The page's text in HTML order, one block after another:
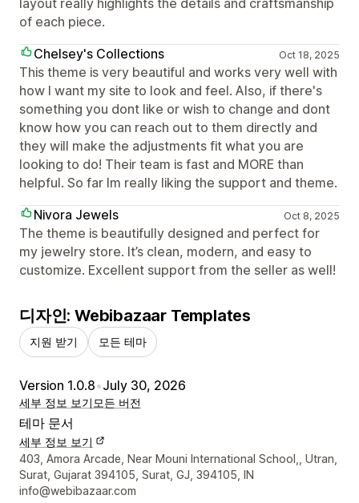
layout really highlights the details and craftsmanship
of each piece.
Chelsey's Collections
Oct 18, 2025
This theme is very beautiful and works very well with
how I want my site to look and feel. Also, if there's
something you dont like or wish to change and dont
know how you can reach out to them directly and
they will make the adjustments fit what you are
looking to do! Their team is fast and MORE than
helpful. So far Im really liking the support and theme.
Nivora Jewels
Oct 8, 2025
The theme is beautifully designed and perfect for
my jewelry store. It’s clean, modern, and easy to
customize. Excellent support from the seller as well!
디자인: Webibazaar Templates
지원 받기 모든 테마
Version 1.0.8•July 30, 2026
세부 정보 보기모든 버전
테마 문서
세부 정보 보기
디자이너 연락처 세부 정보
403, Amora Arcade, Near Mouni International School,, Utran,
Surat, Gujarat 394105, Surat, GJ, 394105, IN
info@webibazaar.com